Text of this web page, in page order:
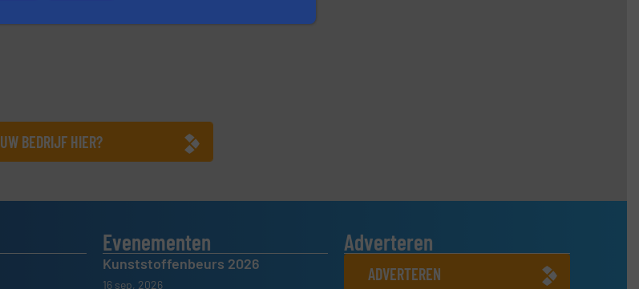
UW BEDRIJF HIER?
Evenementen
Kunststoffenbeurs 2026
16 sep, 2026
Adverteren
ADVERTEREN